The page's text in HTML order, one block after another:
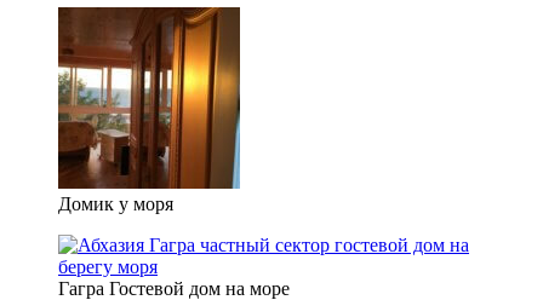
Домик у моря
Гагра Гостевой дом на море